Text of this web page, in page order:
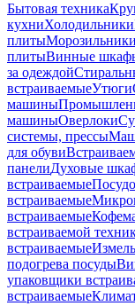
Бытовая техника
кухниХолодильники
плитыМорозильники
плитыВинные
за одеждой
встраиваемыеУтюги
машины
машиныОверлоки
системы, прессы
для обуви
панелиДуховые
встраиваемые
встраиваемые
встраиваемые
встраиваемой
встраиваемые
подогрева посуды
упаковщики
встраиваемые